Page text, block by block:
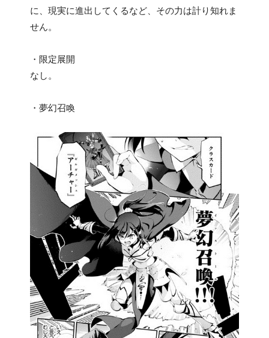
に、現実に進出してくるなど、その力は計り知れま
せん。
・限定展開
なし。
・夢幻召喚